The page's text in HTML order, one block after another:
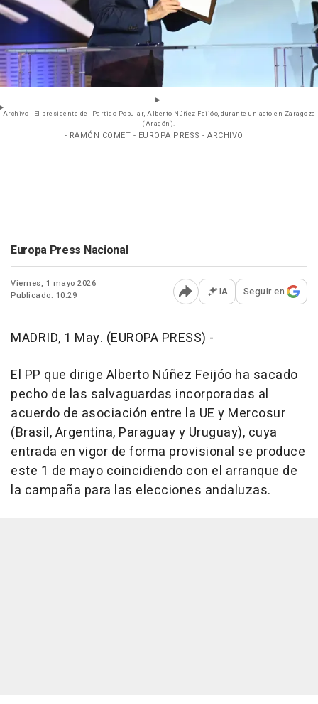
Archivo - El presidente del Partido Popular, Alberto Núñez Feijóo, durante un acto en Zaragoza
(Aragón).
- RAMÓN COMET - EUROPA PRESS - ARCHIVO
Europa Press Nacional
Viernes, 1 mayo 2026
Publicado: 10:29
Abrir opciones para
IA Seguir en
MADRID, 1 May. (EUROPA PRESS) -
El PP que dirige Alberto Núñez Feijóo ha sacado
pecho de las salvaguardas incorporadas al
acuerdo de asociación entre la UE y Mercosur
(Brasil, Argentina, Paraguay y Uruguay), cuya
entrada en vigor de forma provisional se produce
este 1 de mayo coincidiendo con el arranque de
la campaña para las elecciones andaluzas.